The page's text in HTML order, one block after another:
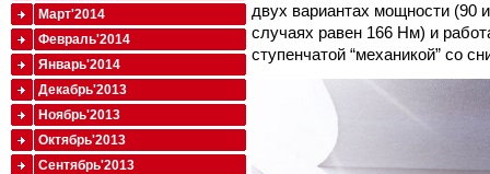
двух вариантах мощности (90
случаях равен 166 Нм) и
ступенчатой “механикой” со
Март'2014
Февраль'2014
Январь'2014
Декабрь'2013
Ноябрь'2013
Октябрь'2013
Сентябрь'2013